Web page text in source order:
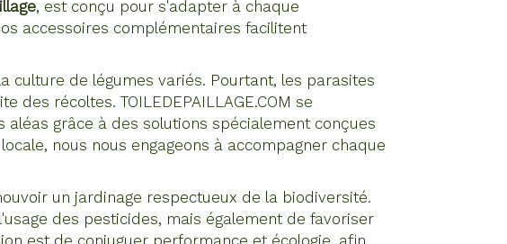
, est conçu pour s'adapter à chaque
accessoires complémentaires facilitent
culture de légumes variés. Pourtant, les parasites
récoltes. TOILEDEPAILLAGE.COM se
grâce à des solutions spécialement conçues
nous nous engageons à accompagner chaque
un jardinage respectueux de la biodiversité.
des pesticides, mais également de favoriser
est de conjuguer performance et écologie, afin